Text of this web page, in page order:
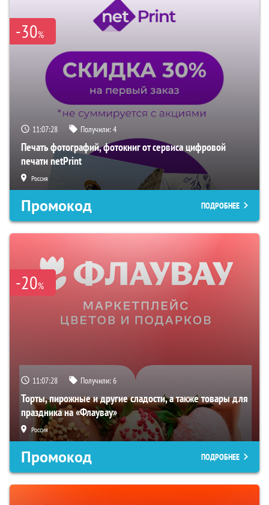
-30%
11:07:27 Получили:4
Печать фотографий, фотокниг от сервиса цифровой
печати netPrint
Россия
Промокод ПОДРОБНЕЕ
-20%
11:07:27 Получили:6
Торты, пирожные и другие сладости, а также товары для
праздника на «Флаувау»
Россия
Промокод ПОДРОБНЕЕ